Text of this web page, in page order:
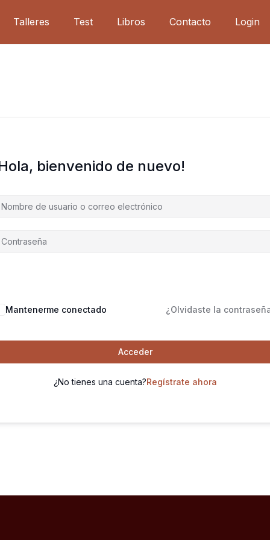
Talleres Test Libros Contacto Login
bienvenido de nuevo!
Mantenerme conectado ¿Olvidaste la
Acceder
¿No tienes una cuenta?Regístrate ahora